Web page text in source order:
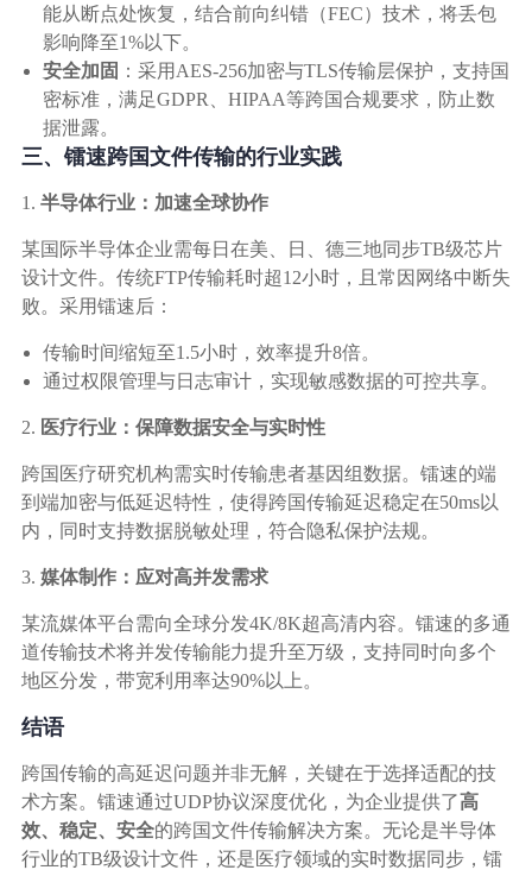
能从断点处恢复，结合前向纠错（FEC）技术，将丢包
影响降至1%以下。
安全加固 ：采用AES-256加密与TLS传输层保护，支持国
密标准，满足GDPR、HIPAA等跨国合规要求，防止数
据泄露。
三、镭速跨国文件传输的行业实践
1. 半导体行业：加速全球协作
某国际半导体企业需每日在美、日、德三地同步TB级芯片
设计文件。传统FTP传输耗时超12小时，且常因网络中断失
败。采用镭速后：
传输时间缩短至1.5小时，效率提升8倍。
通过权限管理与日志审计，实现敏感数据的可控共享。
2. 医疗行业：保障数据安全与实时性
跨国医疗研究机构需实时传输患者基因组数据。镭速的端
到端加密与低延迟特性，使得跨国传输延迟稳定在50ms以
内，同时支持数据脱敏处理，符合隐私保护法规。
3. 媒体制作：应对高并发需求
某流媒体平台需向全球分发4K/8K超高清内容。镭速的多通
道传输技术将并发传输能力提升至万级，支持同时向多个
地区分发，带宽利用率达90%以上。
结语
跨国传输的高延迟问题并非无解，关键在于选择适配的技
术方案。镭速通过UDP协议深度优化，为企业提供了高
效、稳定、安全的跨国文件传输解决方案。无论是半导体
行业的TB级设计文件，还是医疗领域的实时数据同步，镭